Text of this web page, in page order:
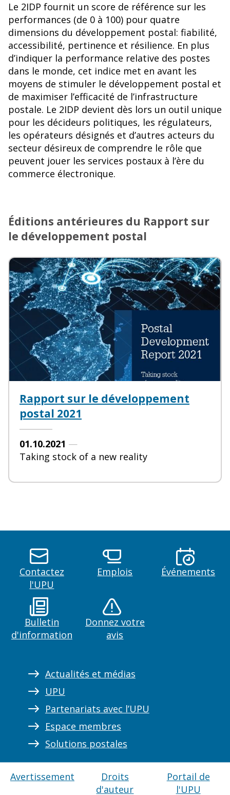
Le 2IDP fournit un score de référence sur les
performances (de 0 à 100) pour quatre
dimensions du développement postal: fiabilité,
accessibilité, pertinence et résilience. En plus
d’indiquer la performance relative des postes
dans le monde, cet indice met en avant les
moyens de stimuler le développement postal et
de maximiser l’efficacité de l’infrastructure
postale. Le 2IDP devient dès lors un outil unique
pour les décideurs politiques, les régulateurs,
les opérateurs désignés et d’autres acteurs du
secteur désireux de comprendre le rôle que
peuvent jouer les services postaux à l’ère du
commerce électronique.
Éditions antérieures du Rapport sur
le développement postal
Rapport sur le développement
postal 2021
01.10.2021 —
Taking stock of a new reality
Contactez
l'UPU
Emplois Événements
Bulletin
d'information
Donnez votre
avis
Actualités et médias
UPU
Partenariats avec l’UPU
Espace membres
Solutions postales
Avertissement
Droits
d'auteur
Portail de
l'UPU